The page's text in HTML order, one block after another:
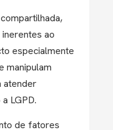
ao
especialmente
manipulam
atender
LGPD.
de fatores